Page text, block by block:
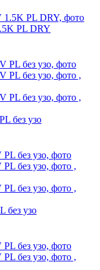
PL DRY
без узо
без узо